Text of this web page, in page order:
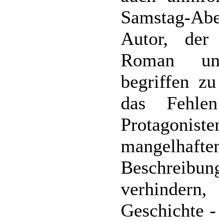
Samstag-
Autor, der
Roman
begriffen
das
Geschichte